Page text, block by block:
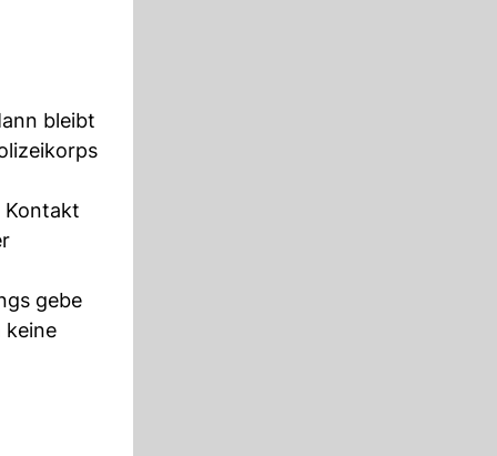
bleibt
Kontakt
gebe
keine